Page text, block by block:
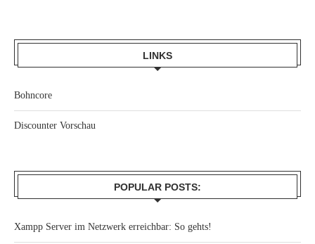
LINKS
Bohncore
Discounter Vorschau
POPULAR POSTS:
Xampp Server im Netzwerk erreichbar: So gehts!